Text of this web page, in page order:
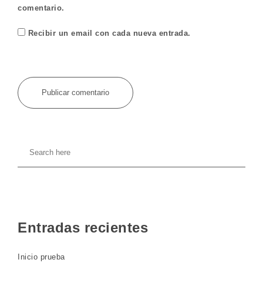
comentario.
Recibir un email con cada nueva entrada.
Entradas recientes
Inicio prueba